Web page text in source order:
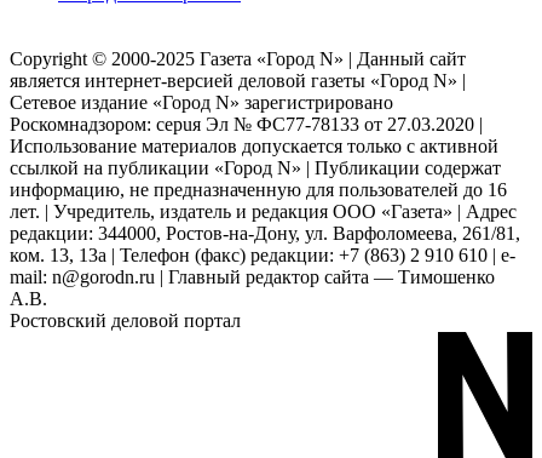
Copyright © 2000-2025 Газета «Город N» | Данный сайт
является интернет-версией деловой газеты «Город N» |
Сетевое издание «Город N» зарегистрировано
Роскомнадзором: серuя Эл № ФС77-78133 от 27.03.2020 |
Использование материалов допускается только с активной
ссылкой на публикации «Город N» | Публикации содержат
информацию, не предназначенную для пользователей до 16
лет. | Учредитель, издатель и редакция ООО «Газета» | Адрес
редакции: 344000, Ростов-на-Дону, ул. Варфоломеева, 261/81,
ком. 13, 13а | Телефон (факс) редакции: +7 (863) 2 910 610 | e-
mail: n@gorodn.ru | Главный редактор сайта — Тимошенко
А.В.
Ростовский деловой портал